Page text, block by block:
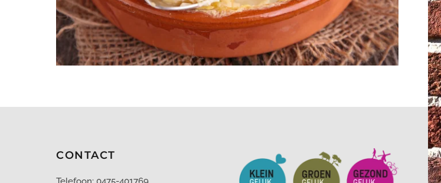
CONTACT